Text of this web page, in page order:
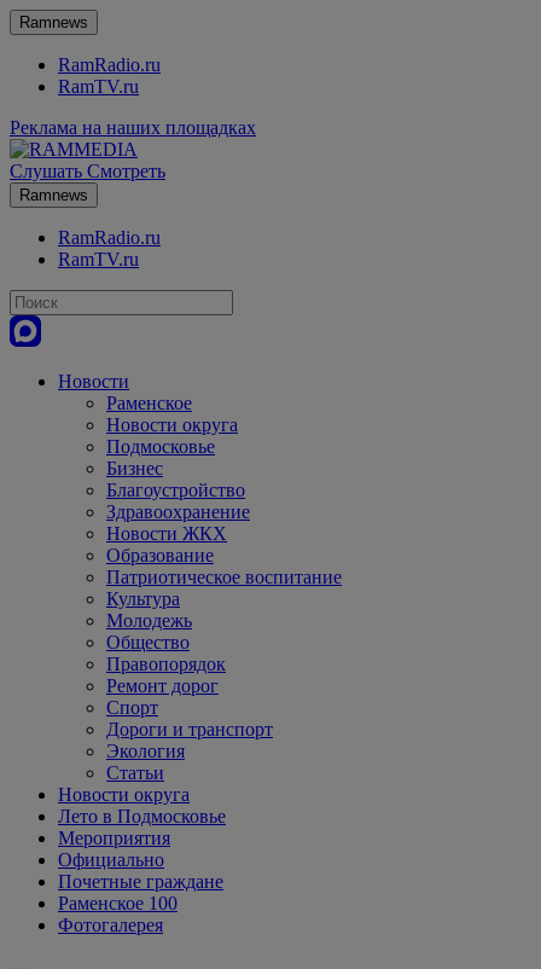
Ramnews
RamRadio.ru
RamTV.ru
Реклама на наших площадках
Слушать Смотреть
Ramnews
RamRadio.ru
RamTV.ru
Новости
Раменское
Новости округа
Подмосковье
Бизнес
Благоустройство
Здравоохранение
Новости ЖКХ
Образование
Патриотическое воспитание
Культура
Молодежь
Общество
Правопорядок
Ремонт дорог
Спорт
Дороги и транспорт
Экология
Статьи
Новости округа
Лето в Подмосковье
Мероприятия
Официально
Почетные граждане
Раменское 100
Фотогалерея